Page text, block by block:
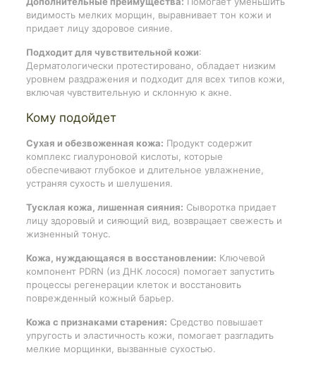
видимость мелких морщин, выравнивает тон кожи и
придает лицу здоровое сияние.
Подходит для чувствительной кожи:
Дерматологически протестировано, обладает низким
уровнем раздражения и подходит для всех типов кожи,
включая чувствительную и склонную к акне.
Кому подойдет
Сухая и обезвоженная кожа: Продукт содержит
комплекс гиалуроновой кислоты, которые
обеспечивают глубокое и длительное увлажнение,
устраняя сухость и шелушения.
Тусклая кожа, лишенная сияния: Сыворотка придает
лицу здоровый и сияющий вид, возвращает свежесть и
жизненный тонус.
Кожа, нуждающаяся в восстановлении: Ключевой
компонент PDRN (из ДНК лосося) помогает запустить
процессы регенерации клеток и восстановить
поврежденный кожный барьер.
Кожа с признаками старения: Средство повышает
упругость и эластичность кожи, помогает разгладить
мелкие морщинки, вызванные сухостью.